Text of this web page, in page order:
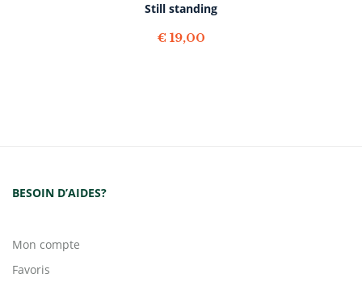
Still standing
€ 19,00
BESOIN D’AIDES?
Mon compte
Favoris